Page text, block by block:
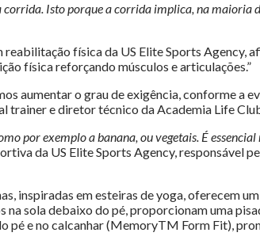
Isto porque a corrida implica, na maioria
física da US Elite Sports Agency,
física reforçando músculos e articulações.”
aumentar o grau de exigência, conforme a
trainer e diretor técnico da Academia Life
por exemplo a banana, ou vegetais. É
da US Elite Sports Agency, responsável
inspiradas em esteiras de yoga, oferecem
sola debaixo do pé, proporcionam uma
e no calcanhar (MemoryTM Form Fit),